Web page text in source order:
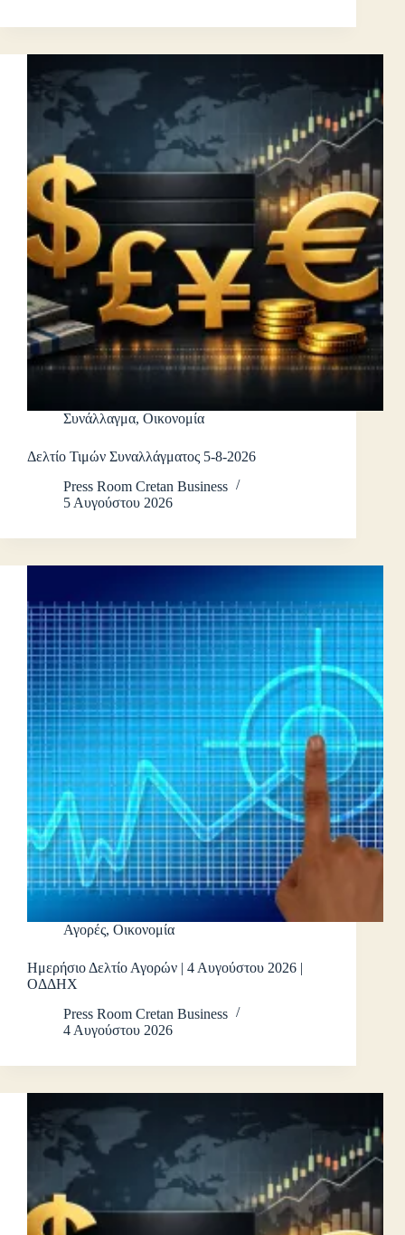
Συνάλλαγμα, Οικονομία
Δελτίο Τιμών Συναλλάγματος 5-8-2026
Press Room Cretan Business
5 Αυγούστου 2026
Αγορές, Οικονομία
Ημερήσιο Δελτίο Αγορών | 4 Αυγούστου 2026 |
ΟΔΔΗΧ
Press Room Cretan Business
4 Αυγούστου 2026